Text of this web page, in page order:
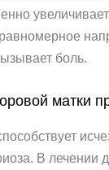
боль.
матки
В лечении